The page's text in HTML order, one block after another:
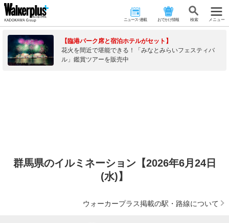
ニュース･連載 おでかけ情報 検 索 メニュー
【臨港パーク席と宿泊ホテルがセット】
花火を間近で堪能できる！「みなとみらいフェスティバ
ル」鑑賞ツアーを販売中
群馬県のイルミネーション【2026年6月24日
(水)】
ウォーカープラス掲載の駅・路線について